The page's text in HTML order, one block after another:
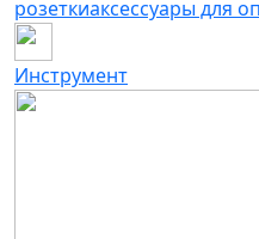
розеткиаксессуары для
Инструмент